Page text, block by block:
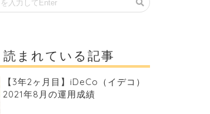
まれている記事
【3年2ヶ月目】iDeCo（イデコ）
2021年8月の運用成績